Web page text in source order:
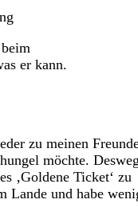
er kann.
zu meinen
möchte.
‚Goldene Ticket‘ zu
Lande und habe